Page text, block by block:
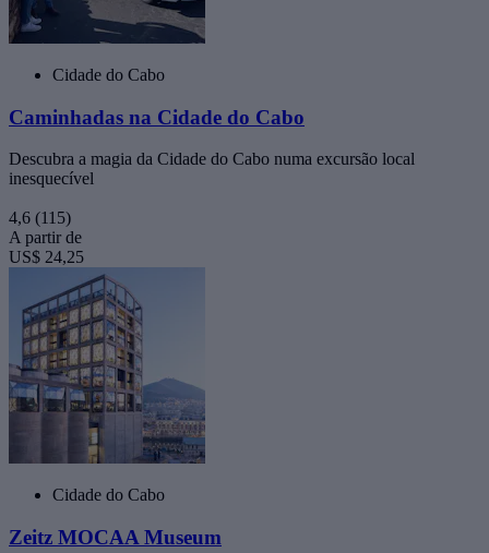
Cidade do Cabo
Caminhadas na Cidade do Cabo
Descubra a magia da Cidade do Cabo numa excursão local
inesquecível
4,6 (115)
A partir de
US$ 24,25
Cidade do Cabo
Zeitz MOCAA Museum